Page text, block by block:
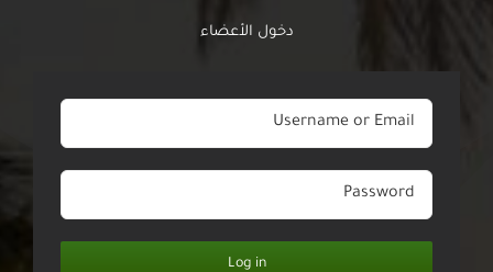
دخول الأعضاء
Log in